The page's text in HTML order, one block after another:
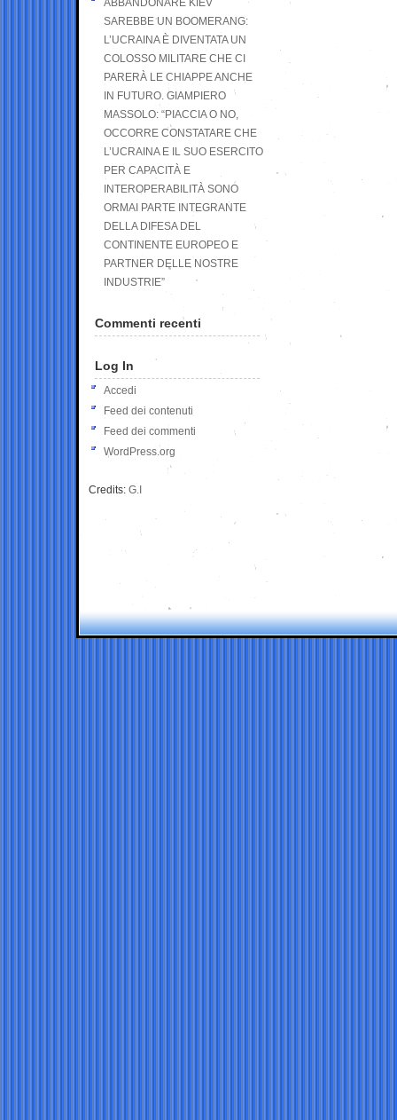
ABBANDONARE KIEV
SAREBBE UN BOOMERANG:
L’UCRAINA È DIVENTATA UN
COLOSSO MILITARE CHE CI
PARERÀ LE CHIAPPE ANCHE
IN FUTURO. GIAMPIERO
MASSOLO: “PIACCIA O NO,
OCCORRE CONSTATARE CHE
L’UCRAINA E IL SUO ESERCITO
PER CAPACITÀ E
INTEROPERABILITÀ SONO
ORMAI PARTE INTEGRANTE
DELLA DIFESA DEL
CONTINENTE EUROPEO E
PARTNER DELLE NOSTRE
INDUSTRIE”
Commenti recenti
Log In
Accedi
Feed dei contenuti
Feed dei commenti
WordPress.org
Credits: G.I